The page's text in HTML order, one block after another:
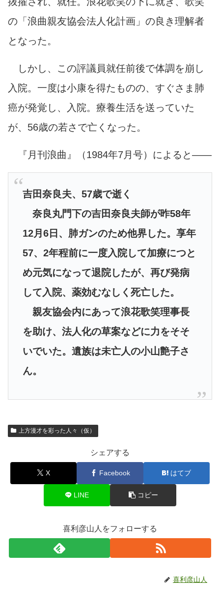
の「浪曲親友協会法人化計画」の良き理解者
となった。
しかし、この評議員就任前後で体調を崩し
入院。一度は小康を得たものの、すぐさま肺
癌が発覚し、入院。療養生活を送っていた
が、56歳の若さで亡くなった。
『月刊浪曲』（1984年7月号）によると――
吉田奈良夫、57歳で逝く
奈良丸門下の吉田奈良夫師が昨58年
12月6日、肺ガンのため他界した。享年
57、2年程前に一度入院して加療につと
め元気になって退院したが、再び発病
して入院、薬効むなしく死亡した。
親友協会内にあって浪花歌笑理事長
を助け、法人化の草案などに力をそそ
いでいた。遺族は未亡人の小山艶子さ
ん。
上方漫才を彩った人々（仮）
シェアする
X Facebook はてブ
LINE コピー
喜利彦山人をフォローする
喜利彦山人